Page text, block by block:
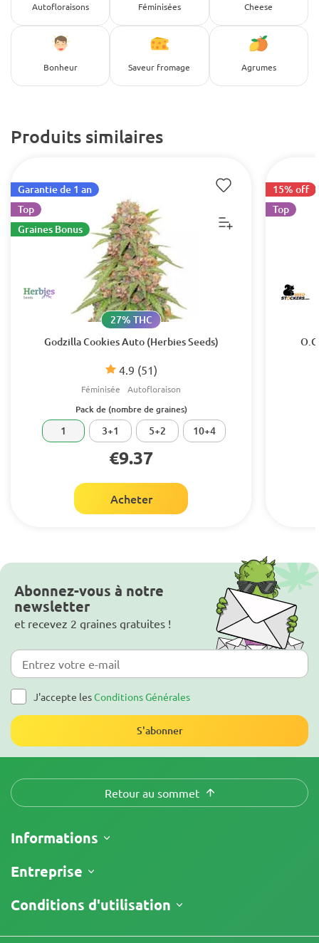
Autofloraisons Féminisées Cheese
Bonheur Saveur fromage Agrumes
Produits similaires
Godzilla Cookies Auto (Herbies Seeds)
4.9 (51)
27% THC
Féminisée Autofloraison
Garantie de 1 an
Top
Graines Bonus
Pack de (nombre de graines)
1 3+1 5+2 10+4
€9.37
Acheter
15% off
Top
Abonnez-vous à notre
newsletter
et recevez 2 graines gratuites !
J'accepte lesConditions Générales
S'abonner
Retour au sommet
Informations
Expédition
Politique de Retour
Entreprise
À propos
Avis
Conditions d'utilisation
Conditions générales